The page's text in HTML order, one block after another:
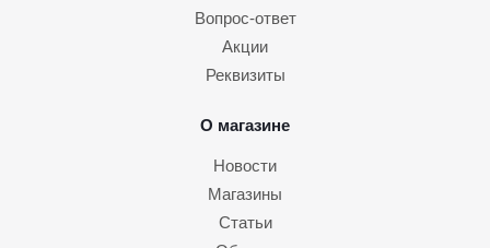
Вопрос-ответ
Акции
Реквизиты
О магазине
Новости
Магазины
Статьи